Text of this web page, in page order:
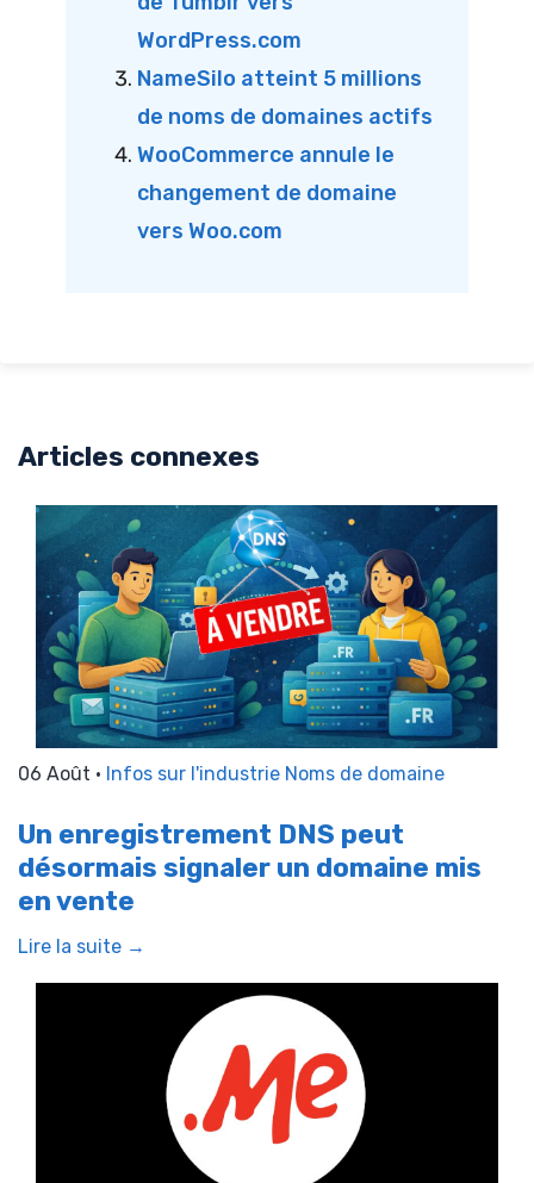
WordPress.com
NameSilo atteint 5 millions
de noms de domaines actifs
WooCommerce annule le
changement de domaine
vers Woo.com
Articles connexes
06 Août • Infos sur l'industrie Noms de domaine
Un enregistrement DNS peut
désormais signaler un domaine mis
en vente
Lire la suite →